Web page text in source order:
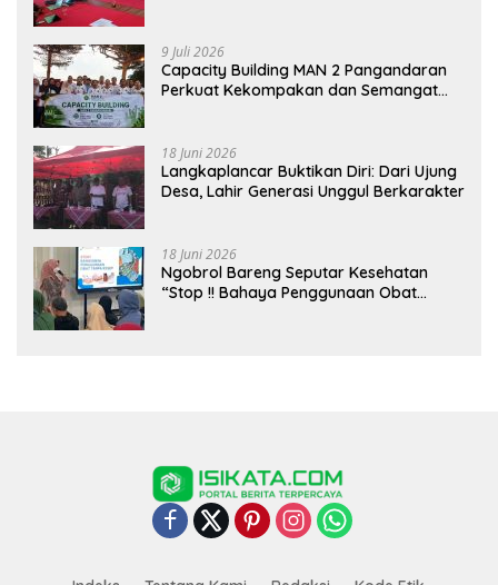
9 Juli 2026
Capacity Building MAN 2 Pangandaran
Perkuat Kekompakan dan Semangat
18 Juni 2026
Langkaplancar Buktikan Diri: Dari Ujung
Desa, Lahir Generasi Unggul Berkarakter
18 Juni 2026
Ngobrol Bareng Seputar Kesehatan
“Stop !! Bahaya Penggunaan Obat